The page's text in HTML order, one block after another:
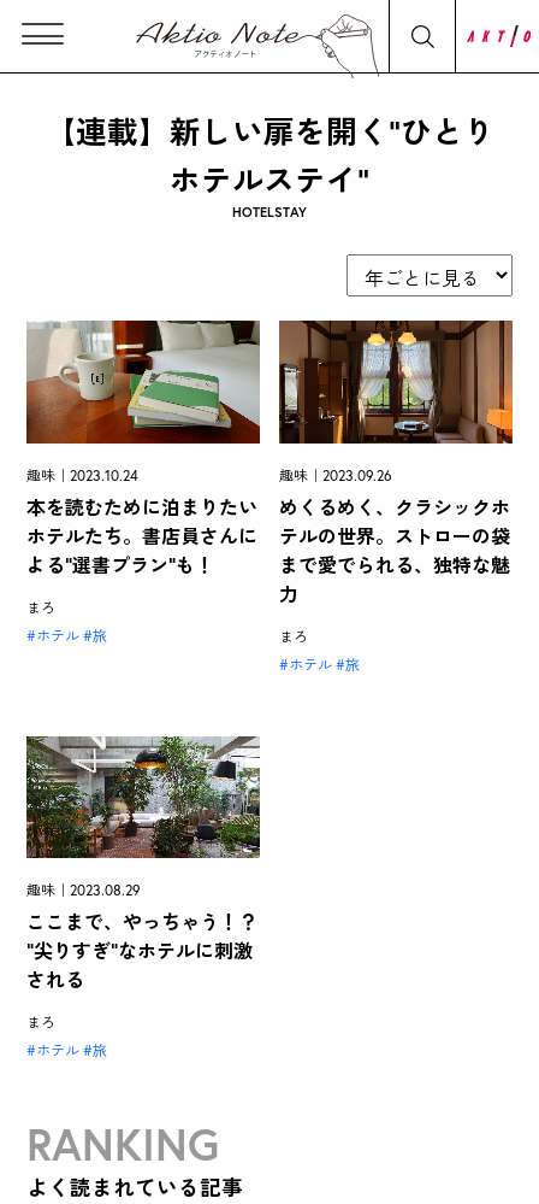
【連載】新しい扉を開く“ひとり
ホテルステイ”
HOTELSTAY
趣味｜2023.10.24
本を読むために泊まりたい
ホテルたち。書店員さんに
よる"選書プラン"も！
まろ
ホテル
旅
趣味｜2023.09.26
めくるめく、クラシックホ
テルの世界。ストローの袋
まで愛でられる、独特な魅
力
まろ
ホテル
旅
趣味｜2023.08.29
ここまで、やっちゃう！？
"尖りすぎ"なホテルに刺激
される
まろ
ホテル
旅
RANKING
よく読まれている記事